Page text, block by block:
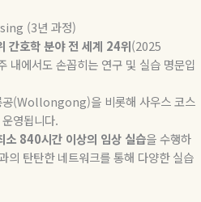
(3년 과정)
간호학 분야 전 세계 24위(2025
내에서도 손꼽히는 연구 및 실습 명문입
(Wollongong)을 비롯해 사우스 코스
영됩니다.
소840시간 이상의 임상 실습을 수행하
의 탄탄한 네트워크를 통해 다양한 실습